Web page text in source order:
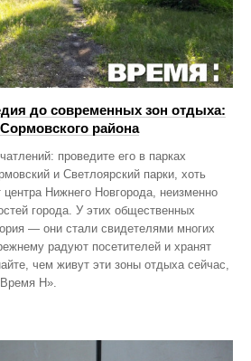
до современных зон отдыха:
района
проведите его в парках
и Светлоярский парки, хоть
Нижнего Новгорода, неизменно
города. У этих общественных
— они стали свидетелями многих
радуют посетителей и хранят
чем живут эти зоны отдыха сейчас,
Н».